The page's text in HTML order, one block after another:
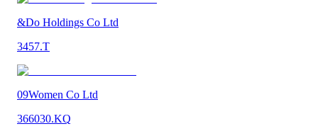
&Do Holdings Co Ltd
3457.T
09Women Co Ltd
366030.KQ